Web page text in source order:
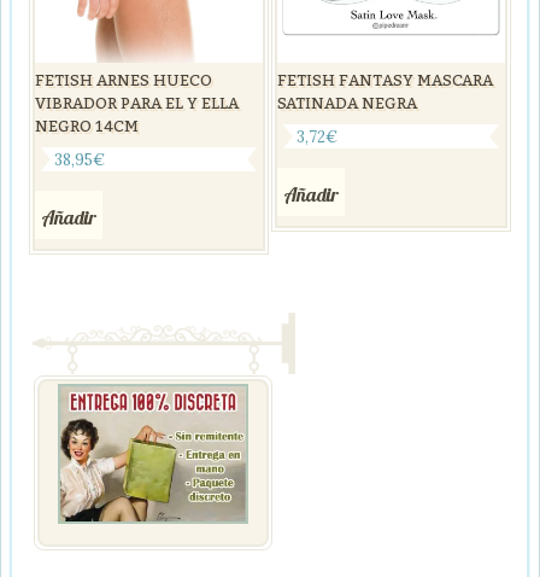
FETISH ARNES HUECO
VIBRADOR PARA EL Y ELLA
NEGRO 14CM
38,95€
Añadir
FETISH FANTASY MASCARA
SATINADA NEGRA
3,72€
Añadir